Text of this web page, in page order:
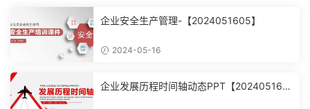
企业安全生产管理-【2024051605】
2024-05-16
企业发展历程时间轴动态PPT【202405160